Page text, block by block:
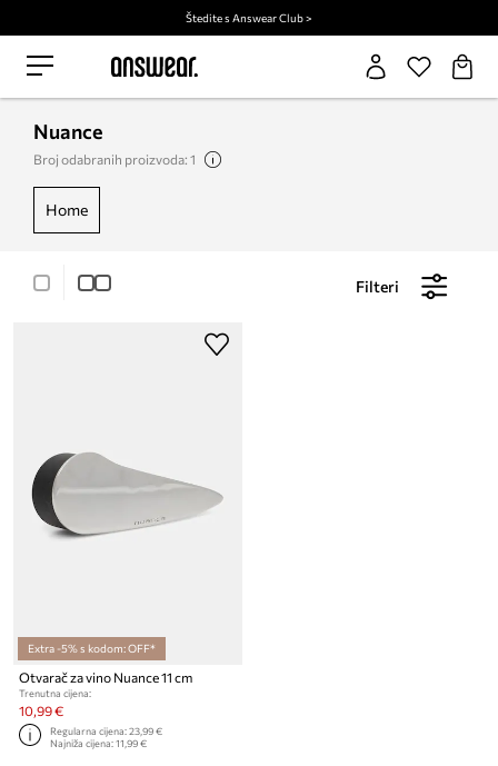
Štedite s Answear Club >
Nuance
Broj odabranih proizvoda: 1
home
Filteri
Extra -5% s kodom: OFF*
Otvarač za vino Nuance 11 cm
Trenutna cijena:
10,99 €
Regularna cijena:23,99 €
Najniža cijena:11,99 €